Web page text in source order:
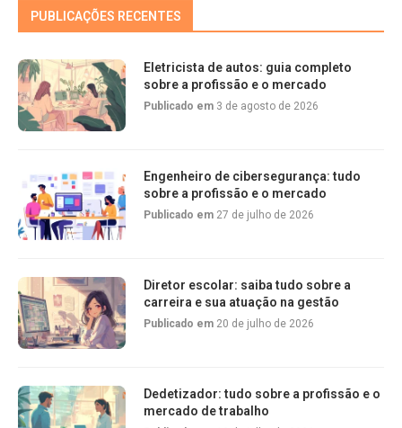
PUBLICAÇÕES RECENTES
Eletricista de autos: guia completo
sobre a profissão e o mercado
Publicado em 3 de agosto de 2026
Engenheiro de cibersegurança: tudo
sobre a profissão e o mercado
Publicado em 27 de julho de 2026
Diretor escolar: saiba tudo sobre a
carreira e sua atuação na gestão
Publicado em 20 de julho de 2026
Dedetizador: tudo sobre a profissão e o
mercado de trabalho